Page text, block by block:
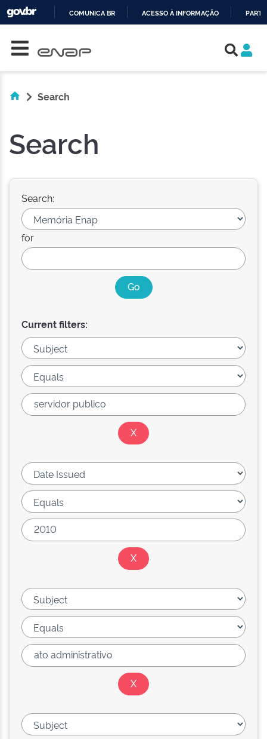
COMUNICA BR ACESSO À INFORMAÇÃO
Search
Search
Search:
for
Current filters: